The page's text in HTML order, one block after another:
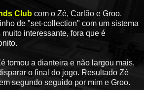
Club com o Zé, Carlão e Groo.
de "set-collection" com um sistema
interessante, fora que é
tomou a dianteira e não largou mais,
o final do jogo. Resultado Zé
segundo seguido por mim e Groo.